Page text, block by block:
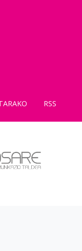
RSS